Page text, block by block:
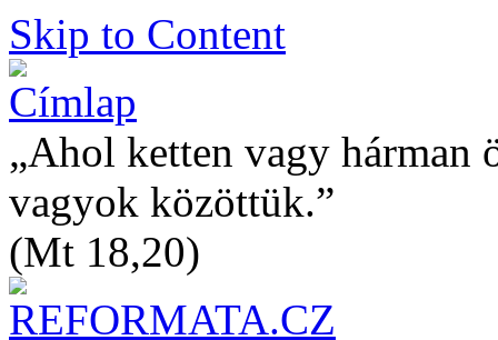
Skip to Content
„Ahol ketten vagy hárman
vagyok közöttük.”
(Mt 18,20)